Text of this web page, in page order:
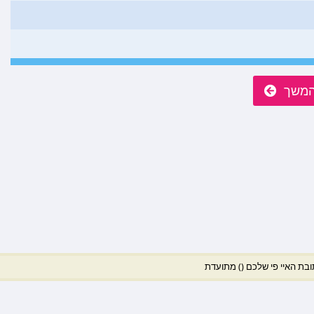
האיי פי שלכם () מתועדת